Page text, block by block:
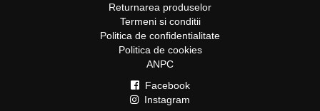
Returnarea produselor
Termeni si conditii
Politica de confidentialitate
Politica de cookies
ANPC
Facebook
Instagram